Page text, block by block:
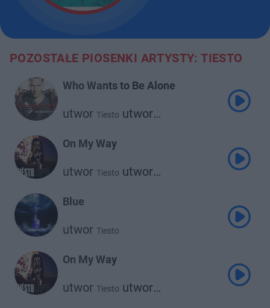
POZOSTAŁE PIOSENKI ARTYSTY: TIESTO
Who Wants to Be Alone
utwor Tiesto utwor
On My Way
utwor Tiesto utwor
Blue
utwor Tiesto
On My Way
utwor Tiesto utwor